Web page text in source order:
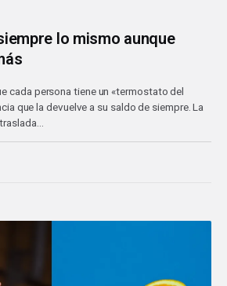
lo mismo aunque
cada persona tiene un «termostato del
que la devuelve a su saldo de siempre. La